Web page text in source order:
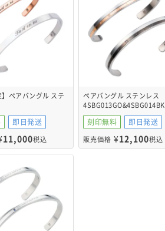
】ペアバングル ステ
即日発送
11,000税込
ペアバングル ステンレス
4SBG013GO&4SBG014BK
刻印無料 即日発送
販売価格 ¥12,100税込